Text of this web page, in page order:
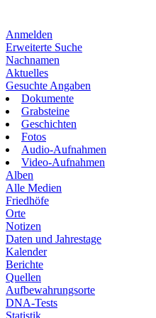
Anmelden
Erweiterte Suche
Nachnamen
Aktuelles
Gesuchte Angaben
Dokumente
Grabsteine
Geschichten
Fotos
Audio-Aufnahmen
Video-Aufnahmen
Alben
Alle Medien
Friedhöfe
Orte
Notizen
Daten und Jahrestage
Kalender
Berichte
Quellen
Aufbewahrungsorte
DNA-Tests
Statistik